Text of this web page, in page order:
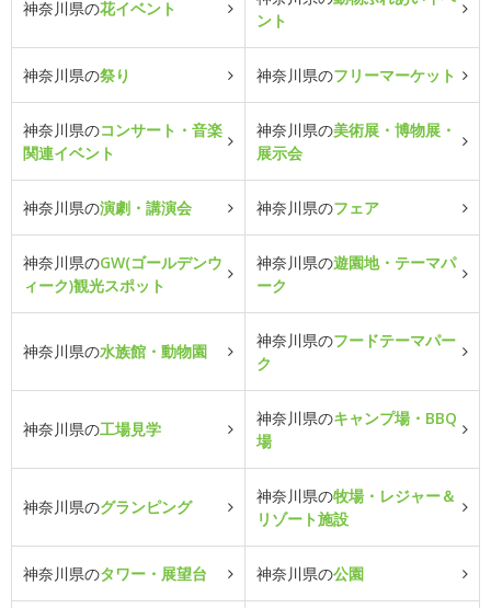
神奈川県の花イベント
ント
神奈川県の祭り 神奈川県のフリーマーケット
神奈川県のコンサート・音楽
関連イベント
神奈川県の美術展・博物展・
展示会
神奈川県の演劇・講演会 神奈川県のフェア
神奈川県のGW(ゴールデンウ
ィーク)観光スポット
神奈川県の遊園地・テーマパ
ーク
神奈川県の水族館・動物園
神奈川県のフードテーマパー
ク
神奈川県の工場見学
神奈川県のキャンプ場・BBQ
場
神奈川県のグランピング
神奈川県の牧場・レジャー＆
リゾート施設
神奈川県のタワー・展望台 神奈川県の公園